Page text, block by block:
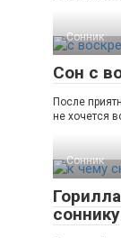
Сонник
Сон с
После
не хочется
Сонник
соннику